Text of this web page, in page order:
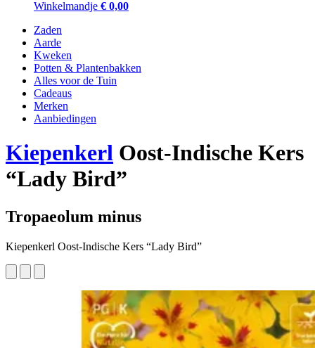
Winkelmandje € 0,00
Zaden
Aarde
Kweken
Potten & Plantenbakken
Alles voor de Tuin
Cadeaus
Merken
Aanbiedingen
Kiepenkerl Oost-Indische Kers
“Lady Bird”
Tropaeolum minus
Kiepenkerl Oost-Indische Kers “Lady Bird”